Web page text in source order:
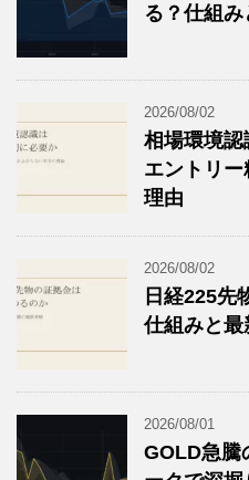
る？仕組
2026/08/02
相場環境認
エントリ
理由
2026/08/02
日経225先
仕組みと
2026/08/01
GOLD急騰